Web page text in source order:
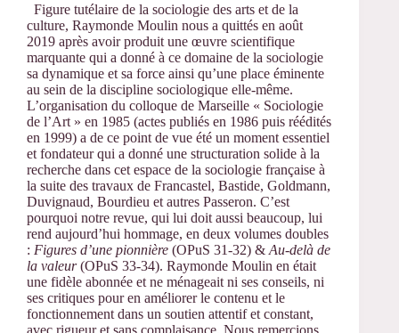
Figure tutélaire de la sociologie des arts et de la
culture, Raymonde Moulin nous a quittés en août
2019 après avoir produit une œuvre scientifique
marquante qui a donné à ce domaine de la sociologie
sa dynamique et sa force ainsi qu’une place éminente
au sein de la discipline sociologique elle-même.
L’organisation du colloque de Marseille « Sociologie
de l’Art » en 1985 (actes publiés en 1986 puis réédités
en 1999) a de ce point de vue été un moment essentiel
et fondateur qui a donné une structuration solide à la
recherche dans cet espace de la sociologie française à
la suite des travaux de Francastel, Bastide, Goldmann,
Duvignaud, Bourdieu et autres Passeron. C’est
pourquoi notre revue, qui lui doit aussi beaucoup, lui
rend aujourd’hui hommage, en deux volumes doubles
: Figures d’une pionnière (OPuS 31-32) & Au-delà de
la valeur(OPuS 33-34). Raymonde Moulin en était
une fidèle abonnée et ne ménageait ni ses conseils, ni
ses critiques pour en améliorer le contenu et le
fonctionnement dans un soutien attentif et constant,
avec rigueur et sans complaisance. Nous remercions